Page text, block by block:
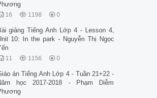
16 1198 0
giảng Tiếng Anh Lớp 4 - Lesson 4,
10: In the park - Nguyễn Thị Ngọc
11 1156 0
án Tiếng Anh Lớp 4 - Tuần 21+22 -
học 2017-2018 - Phạm Diễm